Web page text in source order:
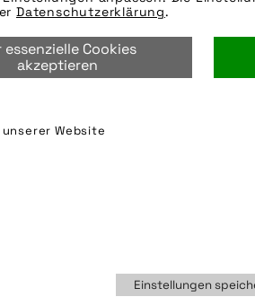
Datenschutzerklärung.
essenzielle Cookies
akzeptieren
Website
Einstellungen
per E-Mail oder Telefon
abus,anschließen,august
gates carbon drive
transmissions gmbh,walter